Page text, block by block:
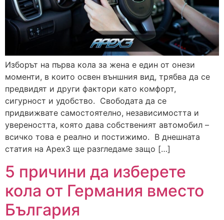
Изборът на първа кола за жена е един от онези
моменти, в които освен външния вид, трябва да се
предвидят и други фактори като комфорт,
сигурност и удобство. Свободата да се
придвижвате самостоятелно, независимостта и
увереността, която дава собственият автомобил –
всичко това е реално и постижимо. В днешната
статия на Apex3 ще разгледаме защо […]
5 причини да изберете
кола от Германия вместо
България